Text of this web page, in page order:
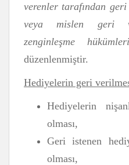
verenler tarafından
veya mislen geri
zenginleşme
düzenlenmiştir.
Hediyelerin geri
Hediyelerin
olması,
Geri istenen
olması,